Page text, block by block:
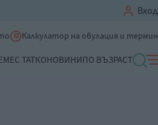
Вход
Калкулатор на овулация и термин
С ТАТКОНОВИНИПО ВЪЗРАСТ